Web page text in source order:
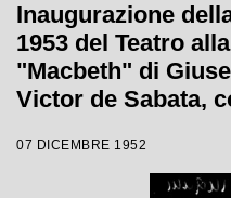
Inaugurazione
1953 del Teatro
"Macbeth" di
Victor de Sabata,
07 DICEMBRE 1952